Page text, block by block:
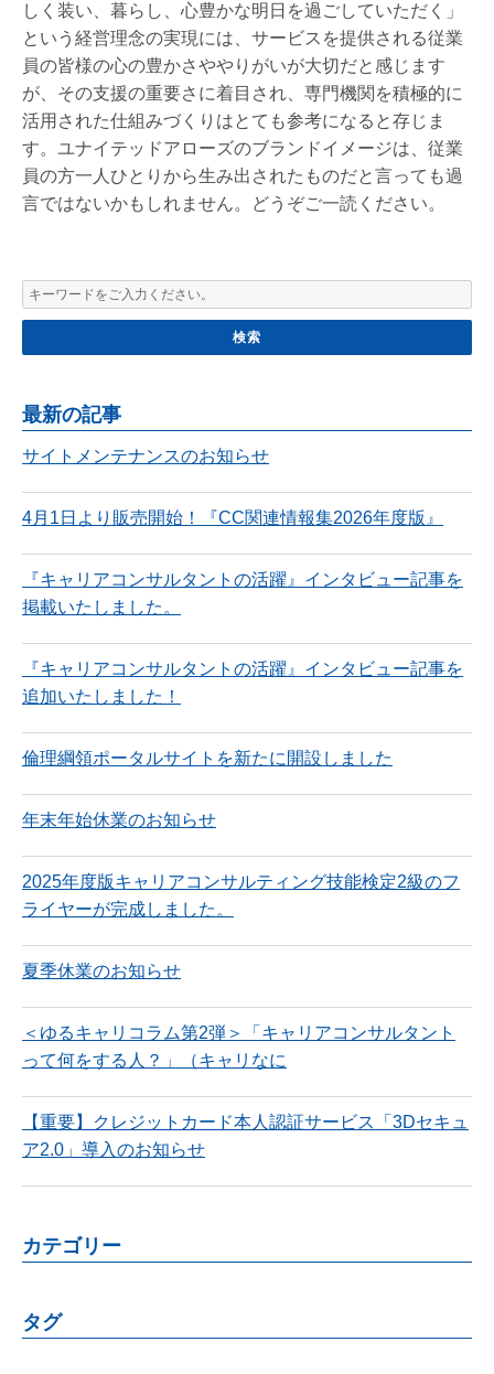
しく装い、暮らし、心豊かな明日を過ごしていただく」
という経営理念の実現には、サービスを提供される従業
員の皆様の心の豊かさややりがいが大切だと感じます
が、その支援の重要さに着目され、専門機関を積極的に
活用された仕組みづくりはとても参考になると存じま
す。ユナイテッドアローズのブランドイメージは、従業
員の方一人ひとりから生み出されたものだと言っても過
言ではないかもしれません。どうぞご一読ください。
最新の記事
サイトメンテナンスのお知らせ
4月1日より販売開始！『CC関連情報集2026年度版』
『キャリアコンサルタントの活躍』インタビュー記事を
掲載いたしました。
『キャリアコンサルタントの活躍』インタビュー記事を
追加いたしました！
倫理綱領ポータルサイトを新たに開設しました
年末年始休業のお知らせ
2025年度版キャリアコンサルティング技能検定2級のフ
ライヤーが完成しました。
夏季休業のお知らせ
＜ゆるキャリコラム第2弾＞「キャリアコンサルタント
って何をする人？」（キャリなに
【重要】クレジットカード本人認証サービス「3Dセキュ
ア2.0」導入のお知らせ
カテゴリー
タグ